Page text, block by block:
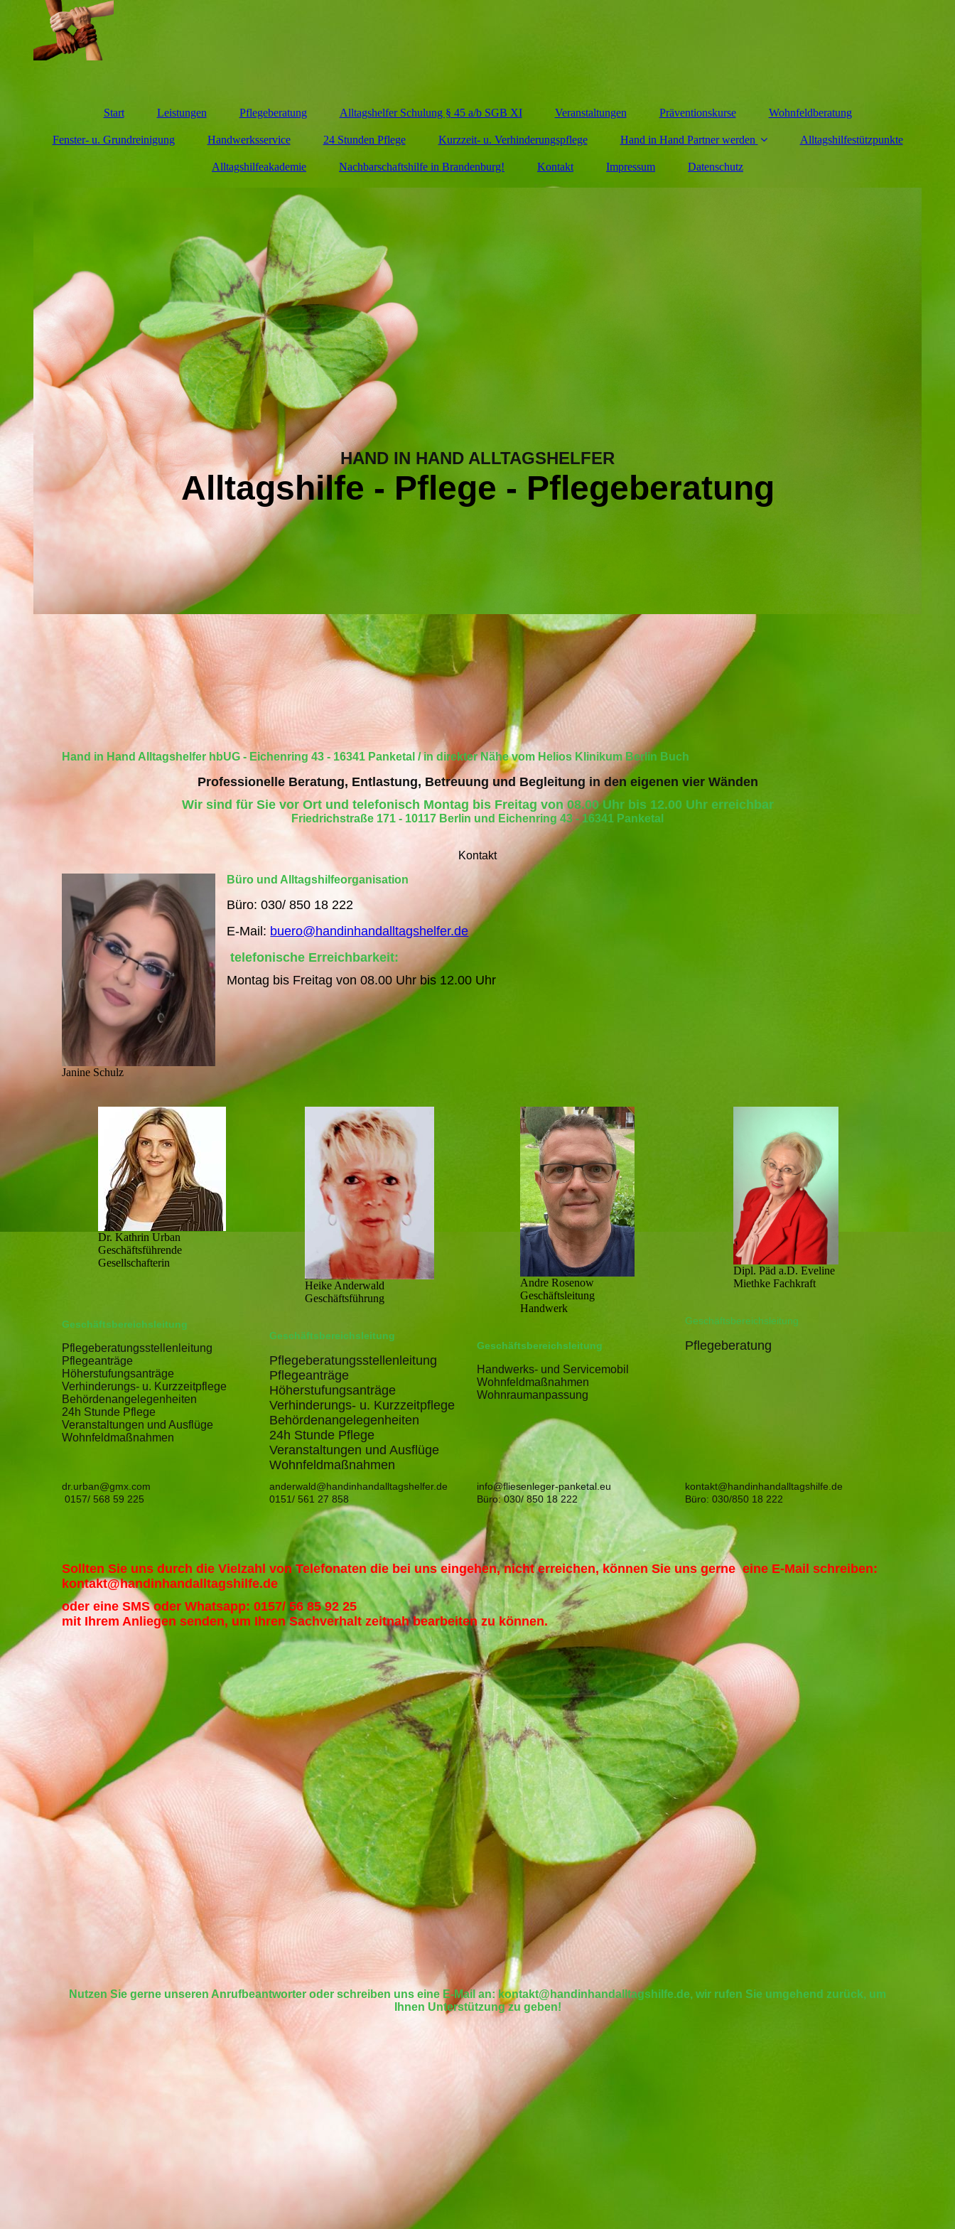
Start Leistungen Pflegeberatung Alltagshelfer Schulung § 45 a/b SGB XI Veranstaltungen Präventionskurse Wohnfeldberatung
Fenster- u. Grundreinigung Handwerksservice 24 Stunden Pflege Kurzzeit- u. Verhinderungspflege Hand in Hand Partner werden Alltagshilfestützpunkte
Alltagshilfeakademie Nachbarschaftshilfe in Brandenburg! Kontakt Impressum Datenschutz
HAND IN HAND ALLTAGSHELFER
Alltagshilfe - Pflege - Pflegeberatung
Hand in Hand Alltagshelfer hbUG - Eichenring 43 - 16341 Panketal / in direkter Nähe vom Helios Klinikum Berlin Buch
Professionelle Beratung, Entlastung, Betreuung und Begleitung in den eigenen vier Wänden
Wir sind für Sie vor Ort und telefonisch Montag bis Freitag von 08.00 Uhr bis 12.00 Uhr erreichbar
Friedrichstraße 171 - 10117 Berlin und Eichenring 43 - 16341 Panketal
Kontakt
Janine Schulz
Büro und Alltagshilfeorganisation
Büro: 030/ 850 18 222
E-Mail: buero@handinhandalltagshelfer.de
telefonische Erreichbarkeit:
Montag bis Freitag von 08.00 Uhr bis 12.00 Uhr
Dr. Kathrin Urban
Geschäftsführende
Gesellschafterin
Geschäftsbereichsleitung
Pflegeberatungsstellenleitung
Pflegeanträge
Höherstufungsanträge
Verhinderungs- u. Kurzzeitpflege
Behördenangelegenheiten
24h Stunde Pflege
Veranstaltungen und Ausflüge
Wohnfeldmaßnahmen
Heike Anderwald
Geschäftsführung
Geschäftsbereichsleitung
Pflegeberatungsstellenleitung
Pflegeanträge
Höherstufungsanträge
Verhinderungs- u. Kurzzeitpflege
Behördenangelegenheiten
24h Stunde Pflege
Veranstaltungen und Ausflüge
Wohnfeldmaßnahmen
Andre Rosenow
Geschäftsleitung
Handwerk
Geschäftsbereichsleitung
Handwerks- und Servicemobil
Wohnfeldmaßnahmen
Wohnraumanpassung
Dipl. Päd a.D. Eveline
Miethke Fachkraft
Geschäftsbereichsleitung
Pflegeberatung
dr.urban@gmx.com
0157/ 568 59 225
anderwald@handinhandalltagshelfer.de
0151/ 561 27 858
info@fliesenleger-panketal.eu
Büro: 030/ 850 18 222
kontakt@handinhandalltagshilfe.de
Büro: 030/850 18 222
Sollten Sie uns durch die Vielzahl von Telefonaten die bei uns eingehen, nicht erreichen, können Sie uns gerne eine E-Mail schreiben:
kontakt@handinhandalltagshilfe.de
oder eine SMS oder Whatsapp: 0157/ 56 85 92 25
mit Ihrem Anliegen senden, um Ihren Sachverhalt zeitnah bearbeiten zu können.
Nutzen Sie gerne unseren Anrufbeantworter oder schreiben uns eine E-Mail an: kontakt@handinhandalltagshilfe.de, wir rufen Sie umgehend zurück, um
Ihnen Unterstützung zu geben!